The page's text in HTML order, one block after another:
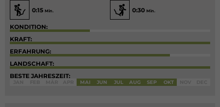
0:15 Min. 0:30 Min.
KONDITION:
KRAFT:
ERFAHRUNG:
LANDSCHAFT:
BESTE JAHRESZEIT:
MAI JUN JUL AUG SEP OKT